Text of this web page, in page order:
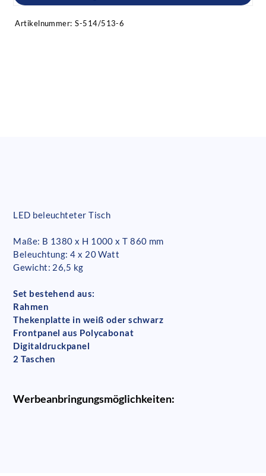
Artikelnummer: S-514/513-6
LED beleuchteter Tisch
Maße: B 1380 x H 1000 x T 860 mm
Beleuchtung: 4 x 20 Watt
Gewicht: 26,5 kg
Set bestehend aus:
Rahmen
Thekenplatte in weiß oder schwarz
Frontpanel aus Polycabonat
Digitaldruckpanel
2 Taschen
Werbeanbringungsmöglichkeiten: